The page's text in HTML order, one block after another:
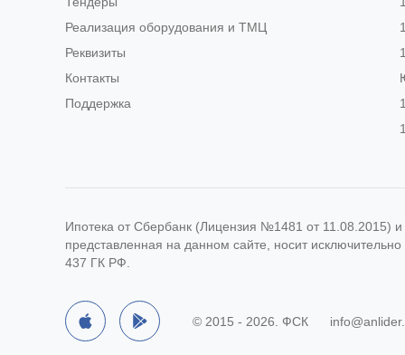
Реализация оборудования и ТМЦ
Реквизиты
Контакты
Поддержка
© 2015 - 2026. ФСК
Ипотека от Сбербанк (Лицензия №1481 от
представленная на данном сайте, носит
437 ГК РФ.